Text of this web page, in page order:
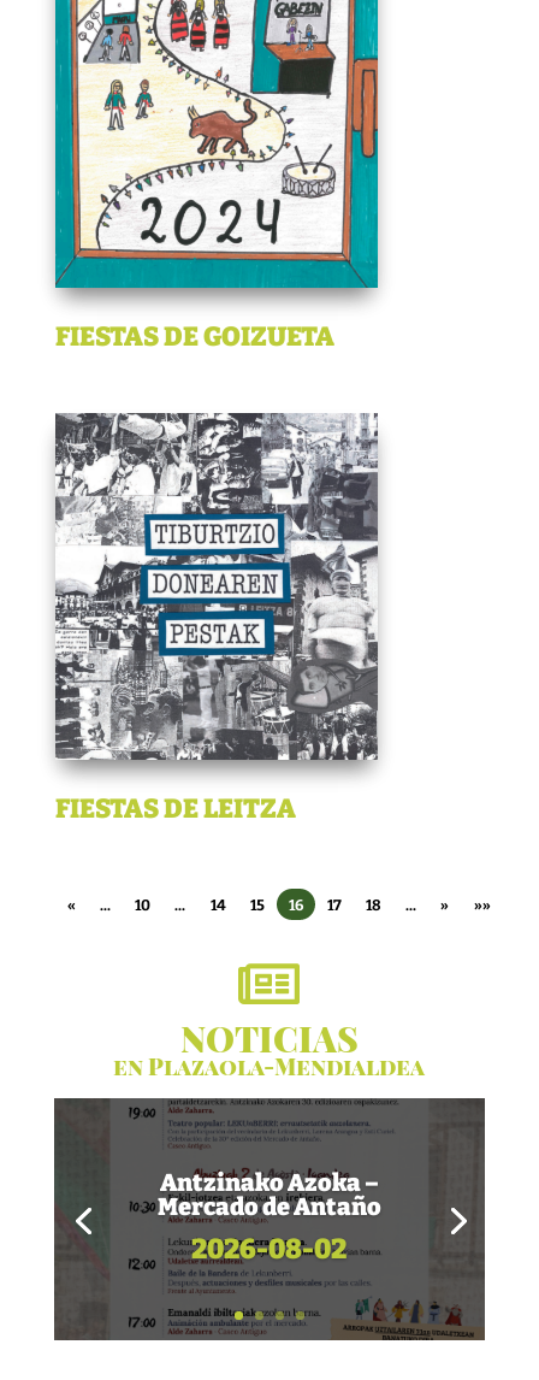
FIESTAS DE GOIZUETA
FIESTAS DE LEITZA
« ... 10 ... 14 15 16 17 18 ... » »»

NOTICIAS
en Plazaola-Mendialdea
Antzinako Azoka –
Mercado de Antaño
2026-08-02